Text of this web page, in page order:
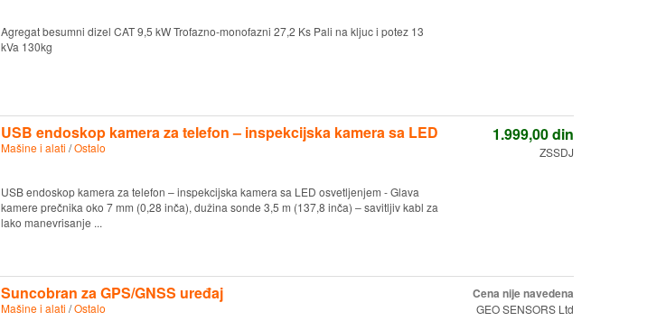
Agregat besumni dizel CAT 9,5 kW Trofazno-monofazni 27,2 Ks Pali na kljuc i potez 13
kVa 130kg
USB endoskop kamera za telefon – inspekcijska kamera sa LED
Mašine i alati /Ostalo
USB endoskop kamera za telefon – inspekcijska kamera sa LED osvetljenjem - Glava
kamere prečnika oko 7 mm (0,28 inča), dužina sonde 3,5 m (137,8 inča) – savitljiv kabl za
lako manevrisanje ...
1.999,00din
ZSSDJ
Suncobran za GPS/GNSS uređaj
Mašine i alati /Ostalo
Cena nije navedena
GEO SENSORS Ltd